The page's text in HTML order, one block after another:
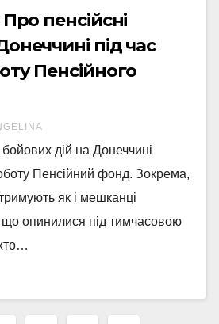
пенсійсні
під час
Пенсійного
дій на Донеччині
Пенсійний фонд. Зокрема,
як і мешканці
що опинилися під тимчасовою